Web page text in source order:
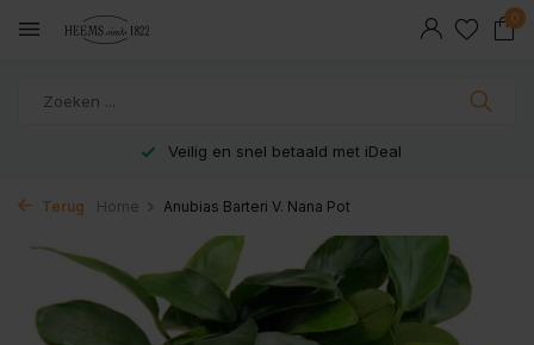
0
Veilig en snel betaald met iDeal
Terug Home Anubias Barteri V. Nana Pot